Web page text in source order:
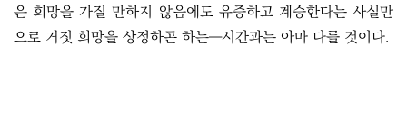
은 희망을 가질 만하지 않음에도 유증하고 계승한다는 사실만
으로 거짓 희망을 상정하곤 하는―시간과는 아마 다를 것이다.